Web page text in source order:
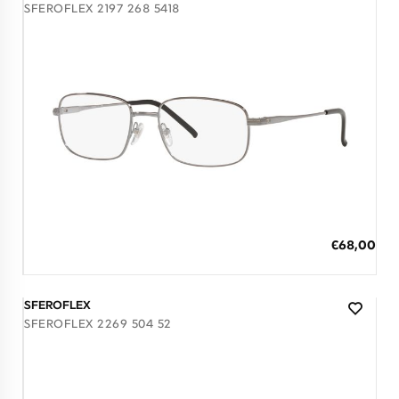
SFEROFLEX 2197 268 5418
Ειδική
€68,00
SFEROFLEX
SFEROFLEX 2269 504 52